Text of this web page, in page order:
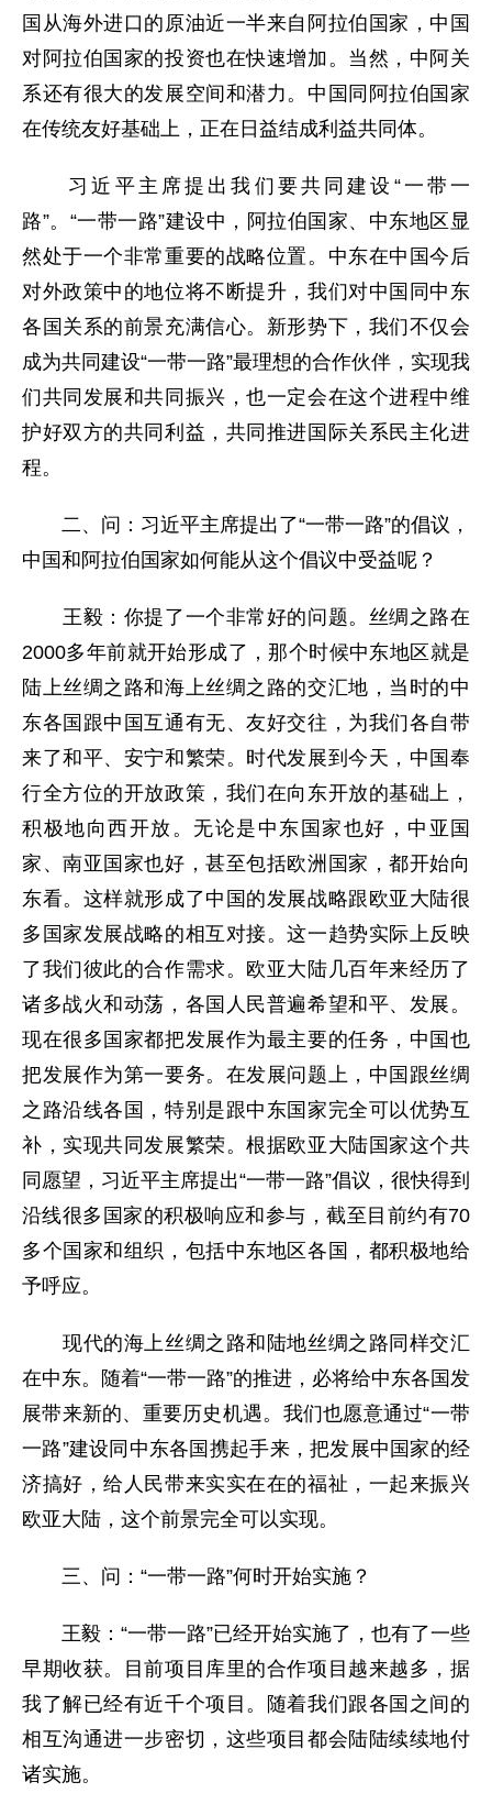
国从海外进口的原油近一半来自阿拉伯国家，中国
对阿拉伯国家的投资也在快速增加。当然，中阿关
系还有很大的发展空间和潜力。中国同阿拉伯国家
在传统友好基础上，正在日益结成利益共同体。
习近平主席提出我们要共同建设“一带一
路”。“一带一路”建设中，阿拉伯国家、中东地区显
然处于一个非常重要的战略位置。中东在中国今后
对外政策中的地位将不断提升，我们对中国同中东
各国关系的前景充满信心。新形势下，我们不仅会
成为共同建设“一带一路”最理想的合作伙伴，实现我
们共同发展和共同振兴，也一定会在这个进程中维
护好双方的共同利益，共同推进国际关系民主化进
程。
二、问：习近平主席提出了“一带一路”的倡议，
中国和阿拉伯国家如何能从这个倡议中受益呢？
王毅：你提了一个非常好的问题。丝绸之路在
2000多年前就开始形成了，那个时候中东地区就是
陆上丝绸之路和海上丝绸之路的交汇地，当时的中
东各国跟中国互通有无、友好交往，为我们各自带
来了和平、安宁和繁荣。时代发展到今天，中国奉
行全方位的开放政策，我们在向东开放的基础上，
积极地向西开放。无论是中东国家也好，中亚国
家、南亚国家也好，甚至包括欧洲国家，都开始向
东看。这样就形成了中国的发展战略跟欧亚大陆很
多国家发展战略的相互对接。这一趋势实际上反映
了我们彼此的合作需求。欧亚大陆几百年来经历了
诸多战火和动荡，各国人民普遍希望和平、发展。
现在很多国家都把发展作为最主要的任务，中国也
把发展作为第一要务。在发展问题上，中国跟丝绸
之路沿线各国，特别是跟中东国家完全可以优势互
补，实现共同发展繁荣。根据欧亚大陆国家这个共
同愿望，习近平主席提出“一带一路”倡议，很快得到
沿线很多国家的积极响应和参与，截至目前约有70
多个国家和组织，包括中东地区各国，都积极地给
予呼应。
现代的海上丝绸之路和陆地丝绸之路同样交汇
在中东。随着“一带一路”的推进，必将给中东各国发
展带来新的、重要历史机遇。我们也愿意通过“一带
一路”建设同中东各国携起手来，把发展中国家的经
济搞好，给人民带来实实在在的福祉，一起来振兴
欧亚大陆，这个前景完全可以实现。
三、问：“一带一路”何时开始实施？
王毅：“一带一路”已经开始实施了，也有了一些
早期收获。目前项目库里的合作项目越来越多，据
我了解已经有近千个项目。随着我们跟各国之间的
相互沟通进一步密切，这些项目都会陆陆续续地付
诸实施。